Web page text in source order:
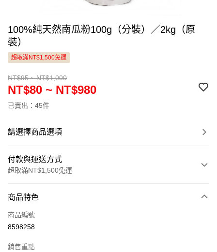
100%純天然南瓜粉100g（分裝）／2kg（原
裝）
超取滿NT$1,500免運
NT$95 ~ NT$1,000
NT$80 ~ NT$980
已賣出：45件
請選擇商品選項
付款與運送方式
超取滿NT$1,500免運
信用卡一次付款
LINE Pay
商品特色
商品編號
8598258
銷售重點